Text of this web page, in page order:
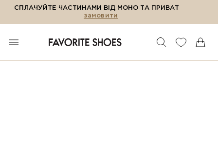
СПЛАЧУЙТЕ ЧАСТИНАМИ ВІД МОНО ТА ПРИВАТ
замовити